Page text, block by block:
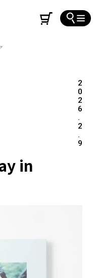
2
0
2
6
.
2
.
9
in